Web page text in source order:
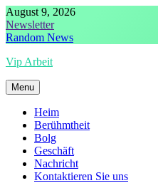
Skip
to
content
August 9, 2026
Newsletter
Random News
Vip Arbeit
Menu
Heim
Berühmtheit
Bolg
Geschäft
Nachricht
Kontaktieren Sie uns